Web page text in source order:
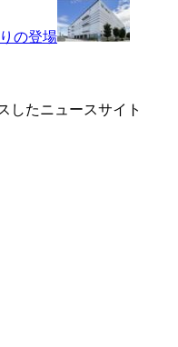
の登場
したニュースサイト